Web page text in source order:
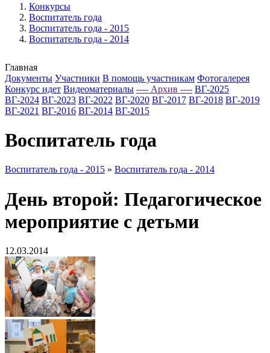
Конкурсы
Воспитатель года
Воспитатель года - 2015
Воспитатель года - 2014
Главная
Документы Участники В помощь участникам Фотогалерея
Конкурс идет Видеоматериалы ---- Архив ---- ВГ-2025
ВГ-2024 ВГ-2023 ВГ-2022 ВГ-2020 ВГ-2017 ВГ-2018 ВГ-2019
ВГ-2021 ВГ-2016 ВГ-2014 ВГ-2015
Воспитатель года
Воспитатель года - 2015 » Воспитатель года - 2014
День второй: Педагогическое
мероприятие с детьми
12.03.2014